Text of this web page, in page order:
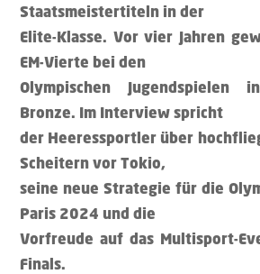
Staatsmeistertiteln in der
Elite-Klasse. Vor vier Jahren
EM-Vierte bei den
Olympischen Jugendspielen
Bronze. Im Interview spricht
der Heeressportler über
Scheitern vor Tokio,
seine neue Strategie für die
Paris 2024 und die
Vorfreude auf das Multisport-
Finals.